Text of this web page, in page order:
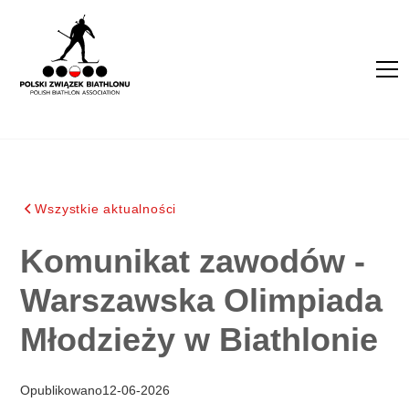
Wszystkie aktualności
Komunikat zawodów -
Warszawska Olimpiada
Młodzieży w Biathlonie
Opublikowano12-06-2026